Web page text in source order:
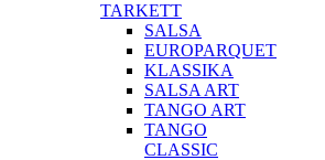
TARKETT
SALSA
EUROPARQUET
KLASSIKA
SALSA ART
TANGO ART
TANGO
CLASSIC